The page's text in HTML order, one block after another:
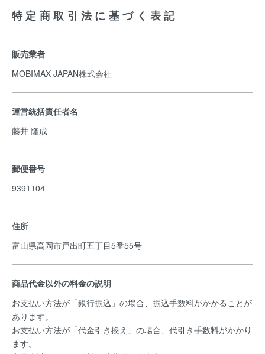
特定商取引法に基づく表記
販売業者
MOBIMAX JAPAN株式会社
運営統括責任者名
藤井 隆成
郵便番号
9391104
住所
富山県高岡市戸出町五丁目5番55号
商品代金以外の料金の説明
お支払い方法が「銀行振込」の場合、振込手数料がかかることが
あります。
お支払い方法が「代金引き換え」の場合、代引き手数料がかかり
ます。